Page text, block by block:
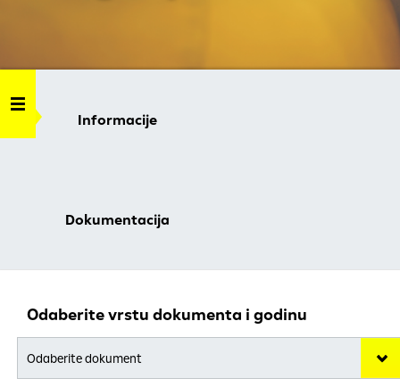
Informacije
Dokumentacija
Odaberite vrstu dokumenta i godinu